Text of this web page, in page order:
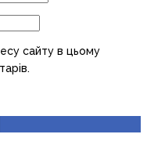
сайту в цьому